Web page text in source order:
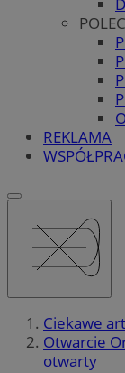
REKLAMA
Ciekawe
Otwarcie
otwarty